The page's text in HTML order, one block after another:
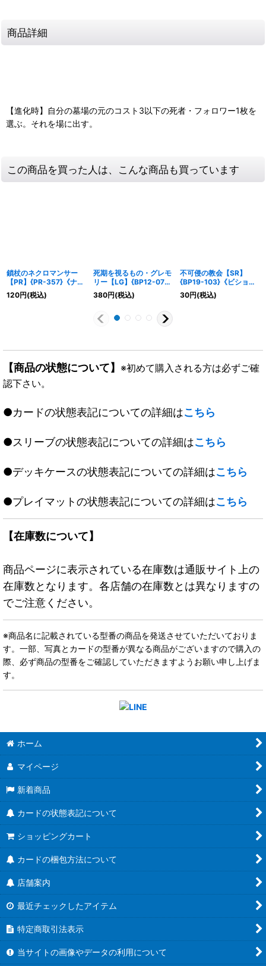
商品詳細
【進化時】自分の墓場の元のコスト3以下の死者・フォロワー1枚を
選ぶ。それを場に出す。
この商品を買った人は、こんな商品も買っています
鎖杖のネクロマンサー
【PR】{PR-357}《ナイ
トメア》
120円(税込)
死期を視るもの・グレモ
リー【LG】{BP12-071}
《ナイトメア》
380円(税込)
不可侵の教会【SR】
{BP19-103}《ビショッ
プ》
30円(税込)
【商品の状態について】 ※初めて購入される方は必ずご確
認下さい。
●カードの状態表記についての詳細はこちら
●スリーブの状態表記についての詳細はこちら
●デッキケースの状態表記についての詳細はこちら
●プレイマットの状態表記についての詳細はこちら
【在庫数について】
商品ページに表示されている在庫数は通販サイト上の
在庫数となります。各店舗の在庫数とは異なりますの
でご注意ください。
※商品名に記載されている型番の商品を発送させていただいておりま
す。一部、写真とカードの型番が異なる商品がございますので購入の
際、必ず商品の型番をご確認していただきますようお願い申し上げま
す。
ホーム
マイページ
新着商品
カードの状態表記について
ショッピングカート
カードの梱包方法について
店舗案内
最近チェックしたアイテム
特定商取引法表示
当サイトの画像やデータの利用について